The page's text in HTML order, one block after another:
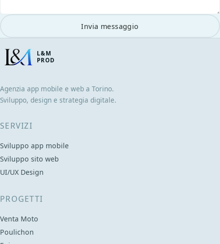
Invia messaggio
L&M
PROD
Agenzia app mobile e web a Torino.
Sviluppo, design e strategia digitale.
SERVIZI
Sviluppo app mobile
Sviluppo sito web
UI/UX Design
PROGETTI
Venta Moto
Poulichon